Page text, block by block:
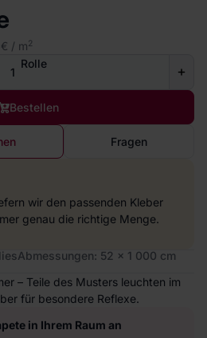
/ m2
Rolle
Bestellen
Fragen
wir den passenden Kleber
genau die richtige Menge.
Abmessungen: 52 x 1 000 cm
– Teile des Musters leuchten im
für besondere Reflexe.
in Ihrem Raum an